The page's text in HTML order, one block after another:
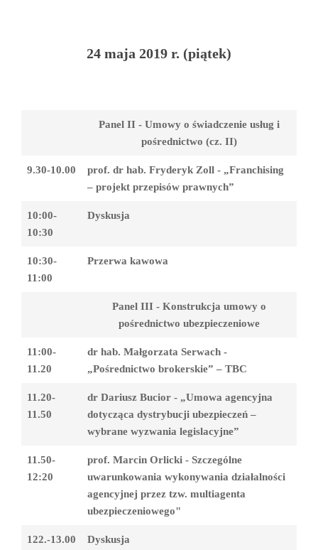
24 maja 2019 r. (piątek)
Panel II - Umowy o świadczenie usług i
pośrednictwo (cz. II)
9.30-10.00
prof. dr hab. Fryderyk Zoll - „Franchising
– projekt przepisów prawnych”
10:00-
10:30
Dyskusja
10:30-
11:00
Przerwa kawowa
Panel III - Konstrukcja umowy o
pośrednictwo ubezpieczeniowe
11:00-
11.20
dr hab. Małgorzata Serwach -
„Pośrednictwo brokerskie” – TBC
11.20-
11.50
dr Dariusz Bucior - „Umowa agencyjna
dotycząca dystrybucji ubezpieczeń –
wybrane wyzwania legislacyjne”
11.50-
12:20
prof. Marcin Orlicki - Szczególne
uwarunkowania wykonywania działalności
agencyjnej przez tzw. multiagenta
ubezpieczeniowego"
122.-13.00 Dyskusja